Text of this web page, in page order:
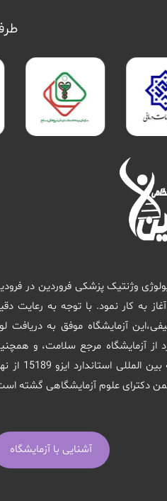
وژنتیک پزشکی فروردین در
ماه سال 1382 آغاز به کار نمود. با توجه به رعایت
آزمایشگاه موفق به دریافت
از آزمایشگاه مرجع سلامت، و
اولین گواهینامه بین المللی
دکترای علوم آزمایشگاهی گشته
آشنایی با آزمایشگاه